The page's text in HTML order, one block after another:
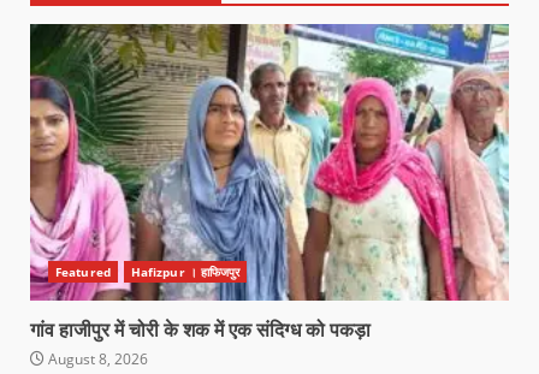
Featured Hafizpur । हाफिजपुर
गांव हाजीपुर में चोरी के शक में एक संदिग्ध को पकड़ा
August 8, 2026